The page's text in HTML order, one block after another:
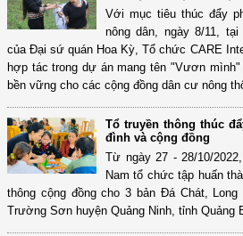
Với mục tiêu thúc đẩy
nông dân, ngày 8/11,
của Đại sứ quán Hoa Kỳ, Tổ chức CARE
hợp tác trong dự án mang tên "Vươn mình"
bền vững cho các cộng đồng dân cư nông
Tổ truyền thông thúc
đình và cộng đồng
Từ ngày 27 - 28/10/
Nam tổ chức tập huấn
thông cộng đồng cho 3 bản Đá Chát,
Trường Sơn huyện Quảng Ninh, tỉnh Quảng